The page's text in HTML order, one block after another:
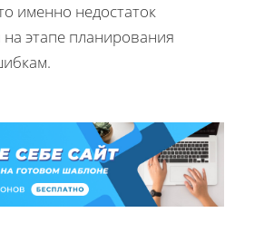
именно недостаток
этапе планирования